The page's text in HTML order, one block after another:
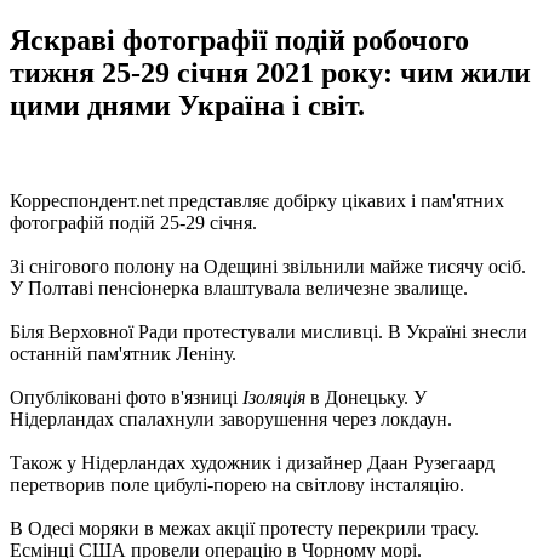
Яскраві фотографії подій робочого
тижня 25-29 січня 2021 року: чим жили
цими днями Україна і світ.
Корреспондент.net представляє добірку цікавих і пам'ятних
фотографій подій 25-29 січня.
Зі снігового полону на Одещині звільнили майже тисячу осіб.
У Полтаві пенсіонерка влаштувала величезне звалище.
Біля Верховної Ради протестували мисливці. В Україні знесли
останній пам'ятник Леніну.
Опубліковані фото в'язниці Ізоляція в Донецьку. У
Нідерландах спалахнули заворушення через локдаун.
Також у Нідерландах художник і дизайнер Даан Рузегаард
перетворив поле цибулі-порею на світлову інсталяцію.
В Одесі моряки в межах акції протесту перекрили трасу.
Есмінці США провели операцію в Чорному морі.